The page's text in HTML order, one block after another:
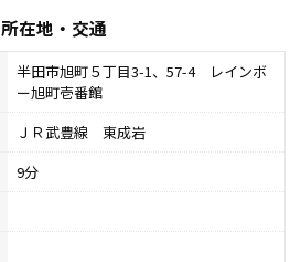
所在地・交通
半田市旭町５丁目3-1、57-4 レインボ
ー旭町壱番館
ＪＲ武豊線 東成岩
9分